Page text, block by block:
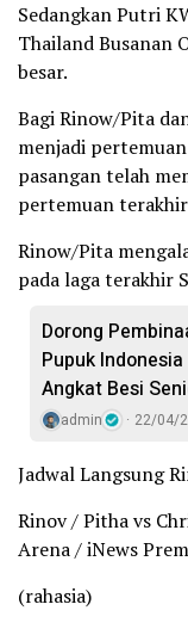
Sedangkan Putri
Thailand Busanan
besar.
Bagi Rinow/Pita
menjadi
pasangan telah
pertemuan
Rinow/Pita
pada laga terakhir
Dorong
Pupuk
Angkat Besi
admin 22/04/
Jadwal Langsung
Rinov / Pitha vs
Arena / iNews
(rahasia)